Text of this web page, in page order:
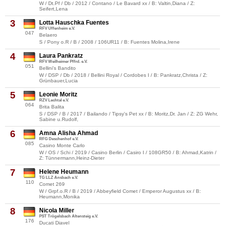
W / Dt.Pf / Db / 2012 / Contano / Le Bavard xx / B: Valtin,Diana / Z:
Seifert,Lena
3
047
Lotta Hauschka Fuentes
RFV Uffenheim e.V.
Belaero
S / Pony o.R / B / 2008 / 106UR11 / B: Fuentes Molina,Irene
4
051
Laura Pankratz
RFV Weilheimer Pffrd. e.V.
Bellini's Bandito
W / DSP / Db / 2018 / Bellini Royal / Cordobes I / B: Pankratz,Christa / Z:
Grünbauer,Lucia
5
064
Leonie Moritz
RZV Lechtal e.V.
Brita Balita
S / DSP / B / 2017 / Bailando / Tipsy's Pet xx / B: Moritz,Dr. Jan / Z: ZG Wehr,
Sabine u.Rudolf,
6
085
Amna Alisha Ahmad
RFG Deschenhof e.V.
Casino Monte Carlo
W / OS / Schi / 2019 / Casino Berlin / Casiro I / 108GR50 / B: Ahmad,Katrin /
Z: Tünnermann,Heinz-Dieter
7
110
Helene Heumann
TG LLZ Ansbach e.V.
Comet 269
W / Grpf.o.R / B / 2019 / Abbeyfield Comet / Emperor Augustus xx / B:
Heumann,Monika
8
176
Nicola Miller
PST Trögelsbach Altensteig e.V.
Ducati Diavel